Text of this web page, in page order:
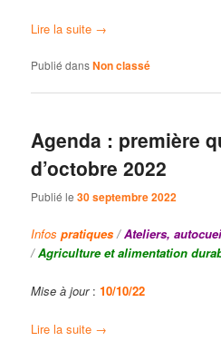
Lire la suite →
Publié dansNon classé
Agenda : première
d’octobre 2022
Publié le30 septembre 2022
Infos pratiques/Ateliers,
/Agriculture et alimentation
Mise à jour:10/10/22
Lire la suite →